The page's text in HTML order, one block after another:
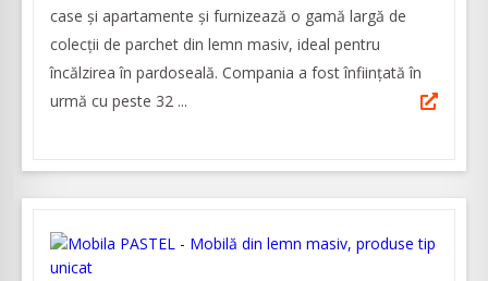
case și apartamente și furnizează o gamă largă de
colecții de parchet din lemn masiv, ideal pentru
încălzirea în pardoseală. Compania a fost înființată în
urmă cu peste 32 ...